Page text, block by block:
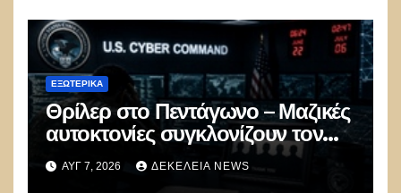
ΕΞΩΤΕΡΙΚΑ
Θρίλερ στο Πεντάγωνο – Μαζικές
αυτοκτονίες συγκλονίζουν τον
μυστικό στρατό
κυβερνοπολέμου των ΗΠΑ
ΑΥΓ 7, 2026 ΔΕΚΈΛΕΙΑ NEWS